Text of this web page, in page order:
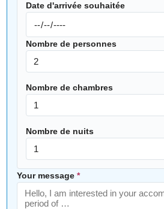
Date d'arrivée souhaitée
Nombre de personnes
Nombre de chambres
Nombre de nuits
Your message*